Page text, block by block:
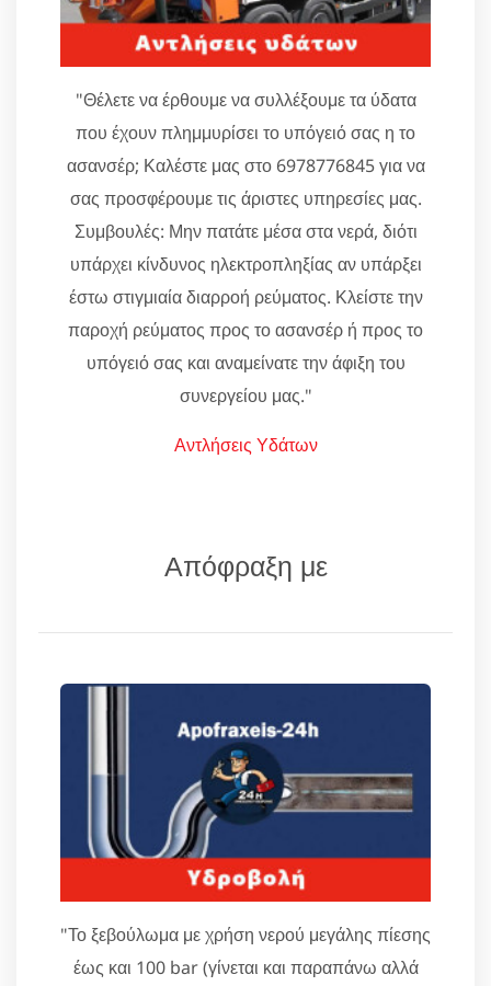
"Θέλετε να έρθουμε να συλλέξουμε τα ύδατα
που έχουν πλημμυρίσει το υπόγειό σας η το
ασανσέρ; Καλέστε μας στο 6978776845 για να
σας προσφέρουμε τις άριστες υπηρεσίες μας.
Συμβουλές: Μην πατάτε μέσα στα νερά, διότι
υπάρχει κίνδυνος ηλεκτροπληξίας αν υπάρξει
έστω στιγμιαία διαρροή ρεύματος. Κλείστε την
παροχή ρεύματος προς το ασανσέρ ή προς το
υπόγειό σας και αναμείνατε την άφιξη του
συνεργείου μας."
Αντλήσεις Υδάτων
Απόφραξη με
"Το ξεβούλωμα με χρήση νερού μεγάλης πίεσης
έως και 100 bar (γίνεται και παραπάνω αλλά